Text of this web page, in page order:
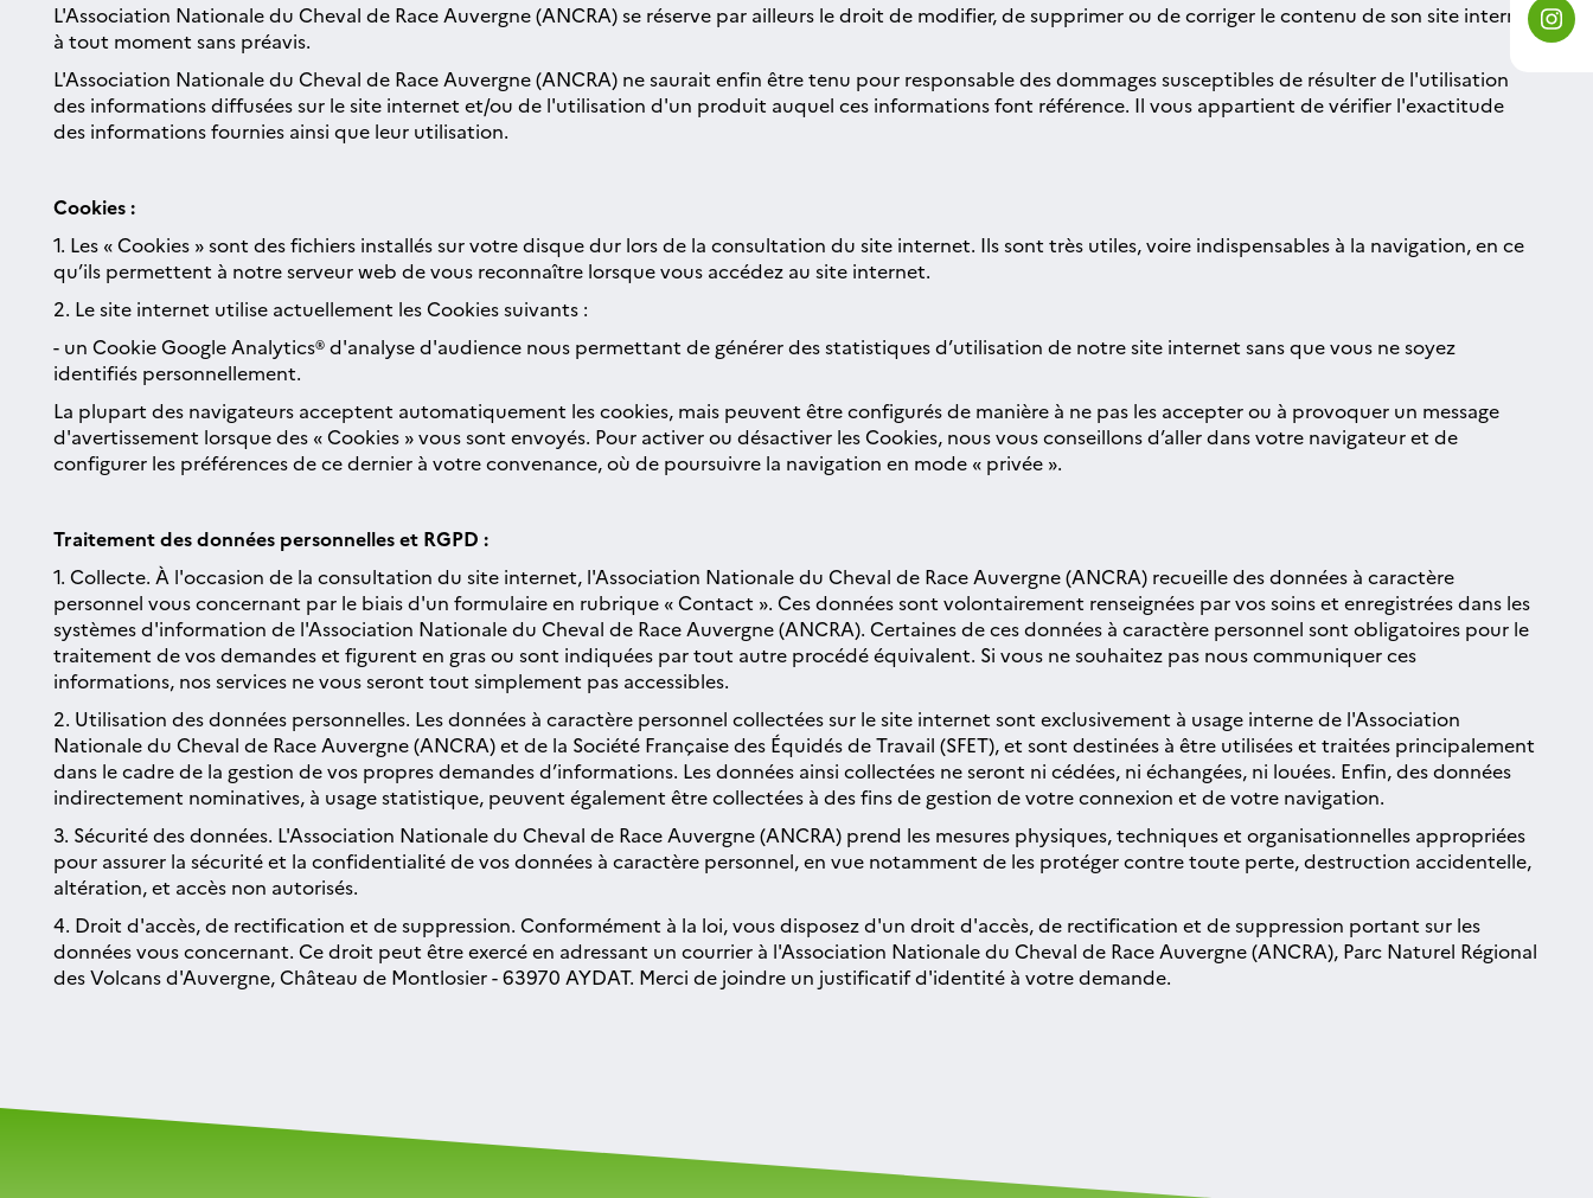
L'Association Nationale du Cheval de Race Auvergne (ANCRA) se réserve par ailleurs le droit de modifier, de supprimer ou de corriger le contenu de son site internet
à tout moment sans préavis.
L'Association Nationale du Cheval de Race Auvergne (ANCRA) ne saurait enfin être tenu pour responsable des dommages susceptibles de résulter de l'utilisation
des informations diffusées sur le site internet et/ou de l'utilisation d'un produit auquel ces informations font référence. Il vous appartient de vérifier l'exactitude
des informations fournies ainsi que leur utilisation.
Cookies :
1. Les « Cookies » sont des fichiers installés sur votre disque dur lors de la consultation du site internet. Ils sont très utiles, voire indispensables à la navigation, en ce
qu’ils permettent à notre serveur web de vous reconnaître lorsque vous accédez au site internet.
2. Le site internet utilise actuellement les Cookies suivants :
- un Cookie Google Analytics® d'analyse d'audience nous permettant de générer des statistiques d’utilisation de notre site internet sans que vous ne soyez
identifiés personnellement.
La plupart des navigateurs acceptent automatiquement les cookies, mais peuvent être configurés de manière à ne pas les accepter ou à provoquer un message
d'avertissement lorsque des « Cookies » vous sont envoyés. Pour activer ou désactiver les Cookies, nous vous conseillons d’aller dans votre navigateur et de
configurer les préférences de ce dernier à votre convenance, où de poursuivre la navigation en mode « privée ».
Traitement des données personnelles et RGPD :
1. Collecte. À l'occasion de la consultation du site internet, l'Association Nationale du Cheval de Race Auvergne (ANCRA) recueille des données à caractère
personnel vous concernant par le biais d'un formulaire en rubrique « Contact ». Ces données sont volontairement renseignées par vos soins et enregistrées dans les
systèmes d'information de l'Association Nationale du Cheval de Race Auvergne (ANCRA). Certaines de ces données à caractère personnel sont obligatoires pour le
traitement de vos demandes et figurent en gras ou sont indiquées par tout autre procédé équivalent. Si vous ne souhaitez pas nous communiquer ces
informations, nos services ne vous seront tout simplement pas accessibles.
2. Utilisation des données personnelles. Les données à caractère personnel collectées sur le site internet sont exclusivement à usage interne de l'Association
Nationale du Cheval de Race Auvergne (ANCRA) et de la Société Française des Équidés de Travail (SFET), et sont destinées à être utilisées et traitées principalement
dans le cadre de la gestion de vos propres demandes d’informations. Les données ainsi collectées ne seront ni cédées, ni échangées, ni louées. Enfin, des données
indirectement nominatives, à usage statistique, peuvent également être collectées à des fins de gestion de votre connexion et de votre navigation.
3. Sécurité des données. L'Association Nationale du Cheval de Race Auvergne (ANCRA) prend les mesures physiques, techniques et organisationnelles appropriées
pour assurer la sécurité et la confidentialité de vos données à caractère personnel, en vue notamment de les protéger contre toute perte, destruction accidentelle,
altération, et accès non autorisés.
4. Droit d'accès, de rectification et de suppression. Conformément à la loi, vous disposez d'un droit d'accès, de rectification et de suppression portant sur les
données vous concernant. Ce droit peut être exercé en adressant un courrier à l'Association Nationale du Cheval de Race Auvergne (ANCRA), Parc Naturel Régional
des Volcans d'Auvergne, Château de Montlosier - 63970 AYDAT. Merci de joindre un justificatif d'identité à votre demande.